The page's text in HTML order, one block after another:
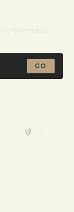
a few times a
GO